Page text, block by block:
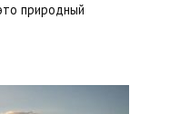
природный